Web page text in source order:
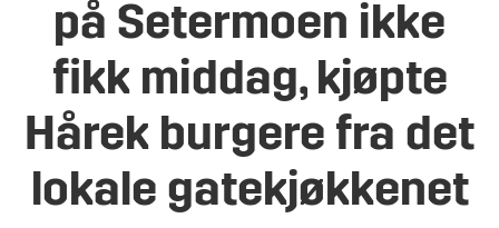
på Setermoen ikke
fikk middag, kjøpte
Hårek burgere fra det
lokale gatekjøkkenet